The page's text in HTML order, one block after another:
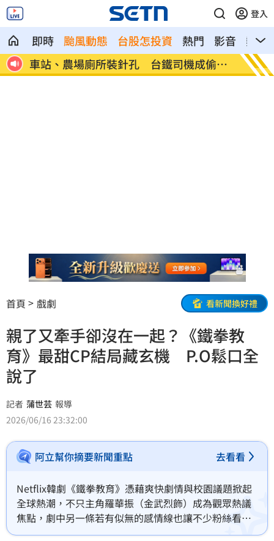
登入
即時 颱風動態 台股怎投資 熱門 影音
熱搜
用
車站、農場廁所裝針孔 台鐵司機成偷拍
狼
下週
鍵
首頁 戲劇 看新聞換好禮
親了又牽手卻沒在一起？《鐵拳教
育》最甜CP結局藏玄機 P.O鬆口全
說了
記者 蒲世芸 報導
2026/06/16 23:32:00
阿立幫你摘要新聞重點 去看看
Netflix韓劇《鐵拳教育》憑藉爽快劇情與校園議題掀起
全球熱潮，不只主角羅華振（金武烈飾）成為觀眾熱議
焦點，劇中另一條若有似無的感情線也讓不少粉絲看得
相當投入。尤其任含琳（秦基周飾）與奉靳代（P.O／表